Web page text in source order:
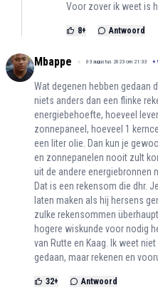
Voor zover ik weet is
8+ Antwoord
Mbappe 03 augustus 2023 om 21:33 +
Wat degenen hebben gedaan
niets anders dan een flinke
energiebehoefte, hoeveel
zonnepaneel, hoeveel 1
een liter olie. Dan kun je
en zonnepanelen nooit zult
uit de andere energiebronnen
Dat is een rekensom die dhr.
laten maken als hij hersens
zulke rekensommen
hogere wiskunde voor nodig
van Rutte en Kaag. Ik weet
gedaan, maar rekenen en
32+ Antwoord